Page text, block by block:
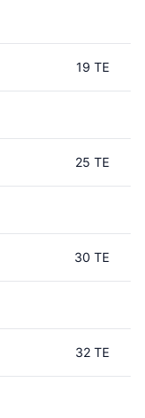
19 TE
25 TE
30 TE
32 TE